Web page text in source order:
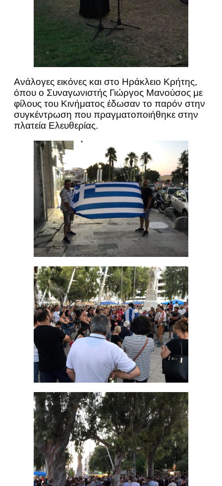
Ανάλογες εικόνες και στο Ηράκλειο Κρήτης,
όπου ο Συναγωνιστής Γιώργος Μανούσος με
φίλους του Κινήματος έδωσαν το παρόν στην
συγκέντρωση που πραγματοποιήθηκε στην
πλατεία Ελευθερίας.